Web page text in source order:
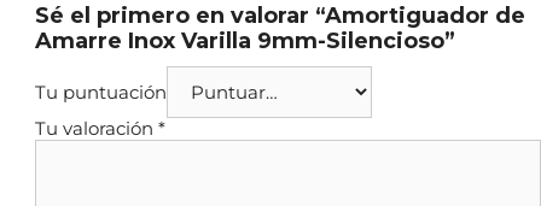
Sé el primero en valorar “Amortiguador de
Amarre Inox Varilla 9mm-Silencioso”
Tu puntuación
Tu valoración *